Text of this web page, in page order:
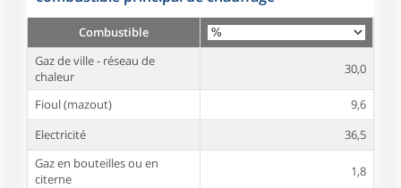
Combustible
Gaz de ville - réseau de
chaleur
30,0
Fioul (mazout)
9,6
Electricité
36,5
Gaz en bouteilles ou en
citerne
1,8